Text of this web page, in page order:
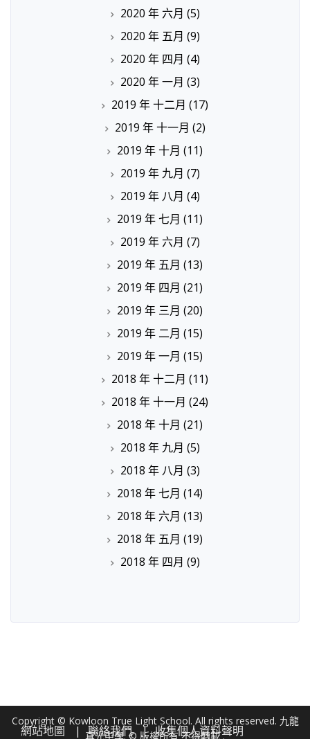
2020 年 六月 (5)
2020 年 五月 (9)
2020 年 四月 (4)
2020 年 一月 (3)
2019 年 十二月 (17)
2019 年 十一月 (2)
2019 年 十月 (11)
2019 年 九月 (7)
2019 年 八月 (4)
2019 年 七月 (11)
2019 年 六月 (7)
2019 年 五月 (13)
2019 年 四月 (21)
2019 年 三月 (20)
2019 年 二月 (15)
2019 年 一月 (15)
2018 年 十二月 (11)
2018 年 十一月 (24)
2018 年 十月 (21)
2018 年 九月 (5)
2018 年 八月 (3)
2018 年 七月 (14)
2018 年 六月 (13)
2018 年 五月 (19)
2018 年 四月 (9)
網站地圖 聯絡我們 收集個人資料聲明
Copyright © Kowloon True Light School. All rights reserved. 九龍
真光中學. © 版權所有 不得轉載 .